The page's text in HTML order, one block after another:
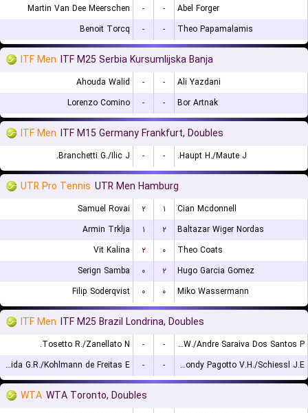
Martin Van Dee Meerschen - -
Abel Forger
Benoit Torcq
- - Theo Papamalamis
ITF Men ITF M25 Serbia Kursumlijska Banja
Ahouda Walid - -
Ali Yazdani
Lorenzo Comino
- - Bor Artnak
ITF Men ITF M15 Germany Frankfurt, Doubles
Branchetti G./Ilic J. - - Haupt H./Maute J.
UTR Pro Tennis UTR Men Hamburg
Samuel Rovai ۲ ۱
Cian Mcdonnell
Armin Trklja
۱ ۲
Baltazar Wiger Nordas
Vit Kalina
۲ ۰
Theo Coats
Serign Samba
۰ ۲
Hugo Garcia Gomez
Filip Soderqvist
۰ ۰ Miko Wassermann
ITF Men ITF M25 Brazil Londrina, Doubles
Tosetto R./Zanellato N. - -
Leite W./Andre Saraiva Dos Santos P.
de Almeida G.R./Kohlmann de Freitas E.
- - Remondy Pagotto V.H./Schiessl J.E.
WTA WTA Toronto, Doubles